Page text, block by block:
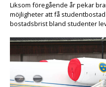
Liksom föregående år pekar
möjligheter att få
bostadsbrist bland studenter